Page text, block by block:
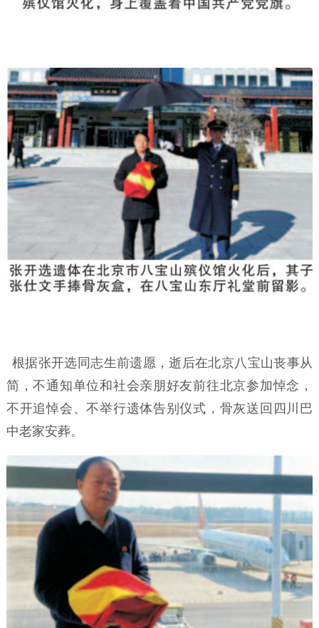
根据张开选同志生前遗愿，逝后在北京八宝山丧事从
简，不通知单位和社会亲朋好友前往北京参加悼念，
不开追悼会、不举行遗体告别仪式，骨灰送回四川巴
中老家安葬。